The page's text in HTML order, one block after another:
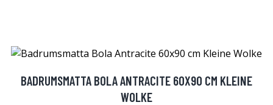
BADRUMSMATTA BOLA ANTRACITE 60X90 CM KLEINE
WOLKE